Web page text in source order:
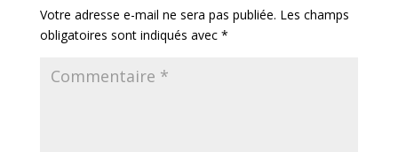
Votre adresse e-mail ne sera pas publiée. Les champs
obligatoires sont indiqués avec *